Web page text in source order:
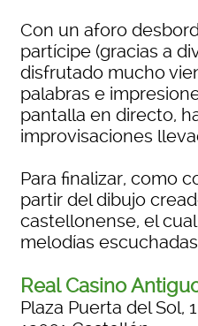
Con un aforo
partícipe (gracias a
disfrutado mucho
palabras e
pantalla en directo,
improvisaciones
Para finalizar, como
partir del dibujo
castellonense, el
melodías
Real Casino
Plaza Puerta del Sol, 1